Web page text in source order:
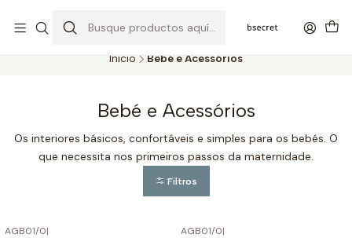
A 5 DIAS
Inicio Bebé e Acessórios
Bebé e Acessórios
Os interiores básicos, confortáveis e simples para os bebés. O
que necessita nos primeiros passos da maternidade.
Filtros
AGB01/0| AGB01/0|